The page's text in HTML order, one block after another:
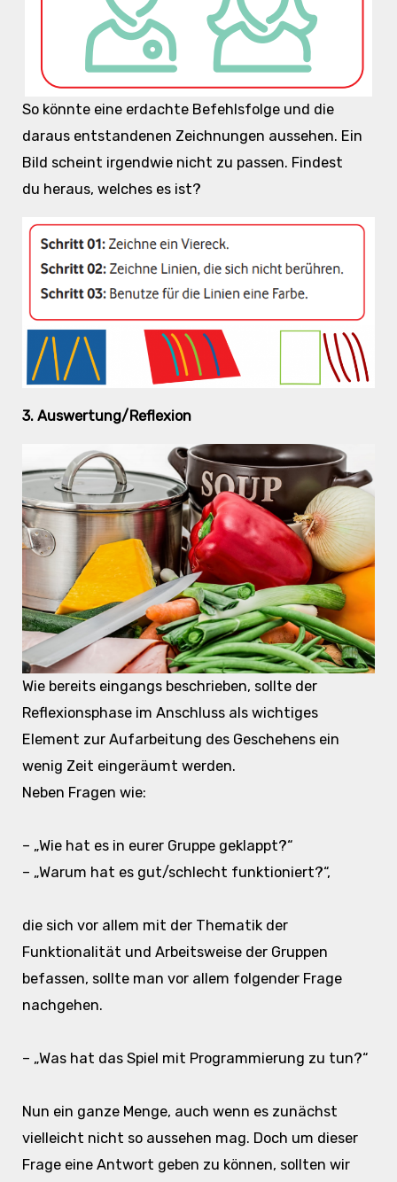
So könnte eine erdachte Befehlsfolge und die
daraus entstandenen Zeichnungen aussehen. Ein
Bild scheint irgendwie nicht zu passen. Findest
du heraus, welches es ist?
3. Auswertung/Reflexion
Wie bereits eingangs beschrieben, sollte der
Reflexionsphase im Anschluss als wichtiges
Element zur Aufarbeitung des Geschehens ein
wenig Zeit eingeräumt werden.
Neben Fragen wie:
– „Wie hat es in eurer Gruppe geklappt?“
– „Warum hat es gut/schlecht funktioniert?“,
die sich vor allem mit der Thematik der
Funktionalität und Arbeitsweise der Gruppen
befassen, sollte man vor allem folgender Frage
nachgehen.
– „Was hat das Spiel mit Programmierung zu tun?“
Nun ein ganze Menge, auch wenn es zunächst
vielleicht nicht so aussehen mag. Doch um dieser
Frage eine Antwort geben zu können, sollten wir